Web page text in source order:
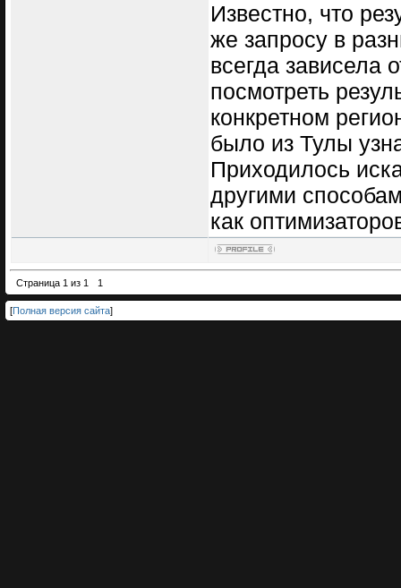
Известно, что
же запросу в
всегда зависела
посмотреть
конкретном
было из Тулы
Приходилось
другими
как
Страница 1 из 1 1
[Полная версия сайта]